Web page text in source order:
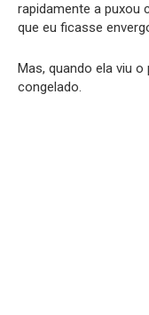
rapidamente a puxou
que eu ficasse
Mas, quando ela viu
congelado.